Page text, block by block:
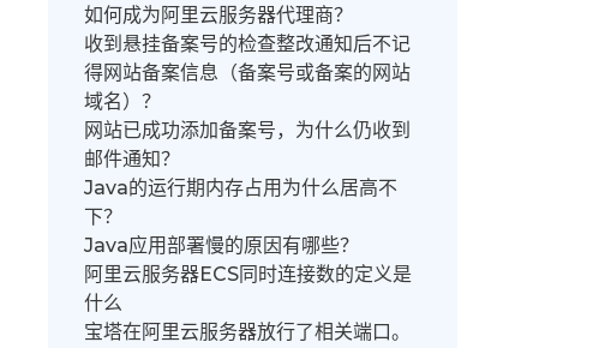
如何成为阿里云服务器代理商？
收到悬挂备案号的检查整改通知后不记
得网站备案信息（备案号或备案的网站
域名）？
网站已成功添加备案号，为什么仍收到
邮件通知？
Java的运行期内存占用为什么居高不
下？
Java应用部署慢的原因有哪些？
阿里云服务器ECS同时连接数的定义是
什么
宝塔在阿里云服务器放行了相关端口。